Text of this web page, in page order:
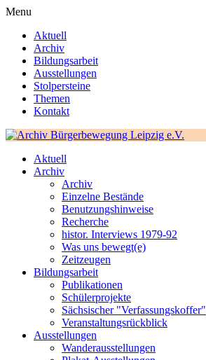
Menu
Aktuell
Archiv
Bildungsarbeit
Ausstellungen
Stolpersteine
Themen
Kontakt
Aktuell
Archiv
Archiv
Einzelne Bestände
Benutzungshinweise
Recherche
histor. Interviews 1979-92
Was uns bewegt(e)
Zeitzeugen
Bildungsarbeit
Publikationen
Schülerprojekte
Sächsischer "Verfassungskoffer"
Veranstaltungsrückblick
Ausstellungen
Wanderausstellungen